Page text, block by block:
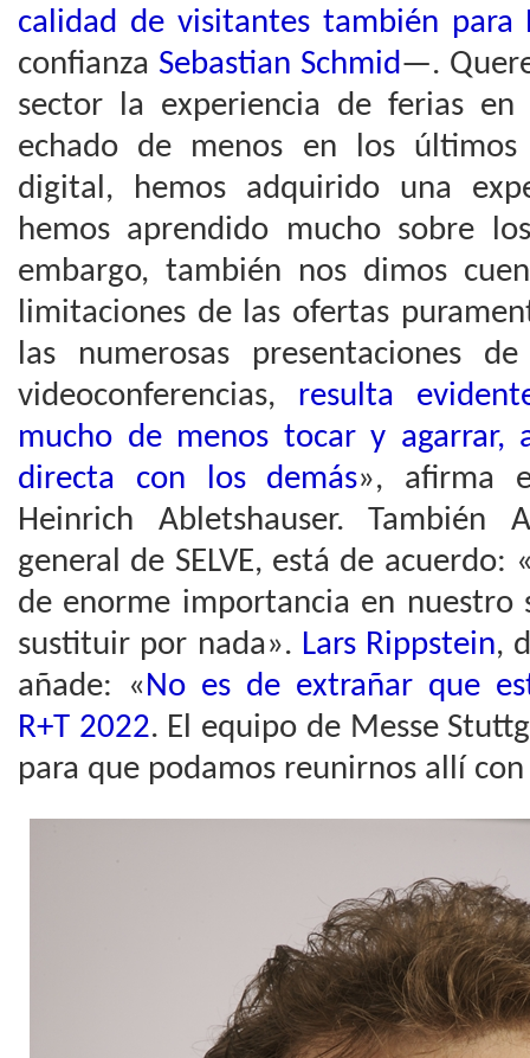
calidad de visitantes también para
confianza Sebastian Schmid—.
sector la experiencia de ferias
echado de menos en los últimos
digital, hemos adquirido una
hemos aprendido mucho sobre
embargo, también nos dimos
limitaciones de las ofertas
las numerosas presentaciones
videoconferencias,
resulta
mucho de menos tocar y agarrar,
directa con los demás», afirma
Heinrich Abletshauser. También
general de SELVE, está de acuerdo:
de enorme importancia en nuestro
sustituir por nada». Lars Rippstein,
añade: «No es de extrañar que
R+T 2022. El equipo de Messe
para que podamos reunirnos allí